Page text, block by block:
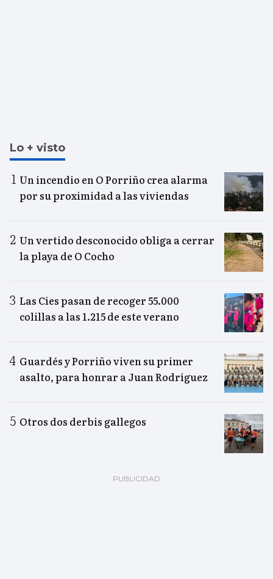
Lo + visto
Un incendio en O Porriño crea alarma
por su proximidad a las viviendas
Un vertido desconocido obliga a cerrar
la playa de O Cocho
Las Cíes pasan de recoger 55.000
colillas a las 1.215 de este verano
Guardés y Porriño viven su primer
asalto, para honrar a Juan Rodríguez
Otros dos derbis gallegos